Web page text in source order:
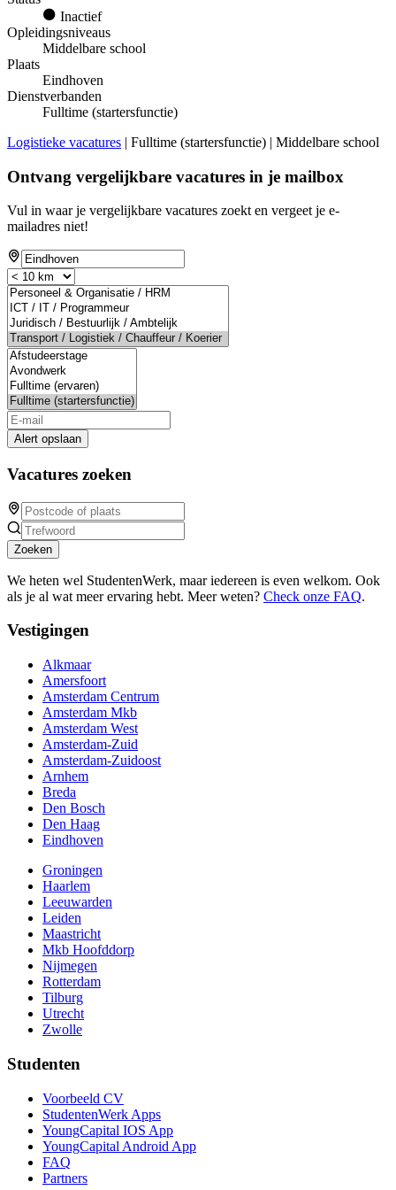
Inactief
Opleidingsniveaus
Middelbare school
Plaats
Eindhoven
Dienstverbanden
Fulltime (startersfunctie)
Logistieke vacatures | Fulltime (startersfunctie) | Middelbare school
Ontvang vergelijkbare vacatures in je mailbox
Vul in waar je vergelijkbare vacatures zoekt en vergeet je e-
mailadres niet!
Alert opslaan
Vacatures zoeken
Zoeken
We heten wel StudentenWerk, maar iedereen is even welkom. Ook
als je al wat meer ervaring hebt. Meer weten? Check onze FAQ.
Vestigingen
Alkmaar
Amersfoort
Amsterdam Centrum
Amsterdam Mkb
Amsterdam West
Amsterdam-Zuid
Amsterdam-Zuidoost
Arnhem
Breda
Den Bosch
Den Haag
Eindhoven
Groningen
Haarlem
Leeuwarden
Leiden
Maastricht
Mkb Hoofddorp
Nijmegen
Rotterdam
Tilburg
Utrecht
Zwolle
Studenten
Voorbeeld CV
StudentenWerk Apps
YoungCapital IOS App
YoungCapital Android App
FAQ
Partners